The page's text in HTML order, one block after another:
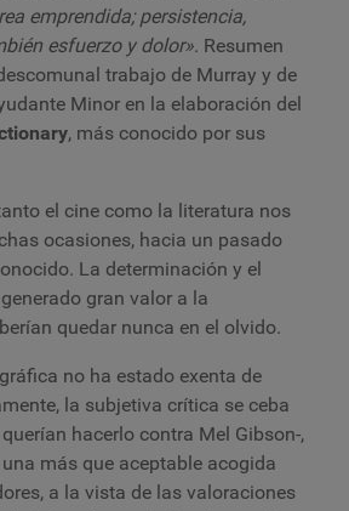
emprendida; persistencia,
esfuerzo y dolor». Resumen
trabajo de Murray y de
Minor en la elaboración del
, más conocido por sus
el cine como la literatura nos
ocasiones, hacia un pasado
La determinación y el
gran valor a la
quedar nunca en el olvido.
no ha estado exenta de
la subjetiva crítica se ceba
hacerlo contra Mel Gibson-,
más que aceptable acogida
a la vista de las valoraciones